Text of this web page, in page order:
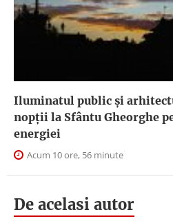
Iluminatul public şi
nopţii la Sfântu Gheorghe
energiei
Acum 10 ore, 56 minute
De acelasi autor